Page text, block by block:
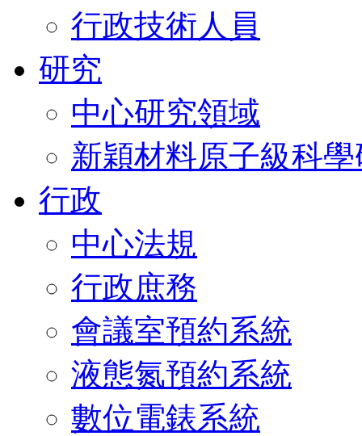
行政技術人員
研究
中心研究領域
新穎材料原子級科
行政
中心法規
行政庶務
會議室預約系統
液態氮預約系統
數位電錶系統